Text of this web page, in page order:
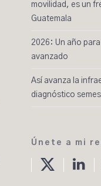
movilidad, es un
Guatemala
2026: Un año
avanzado
Así avanza la
diagnóstico
Únete a mi
twitter